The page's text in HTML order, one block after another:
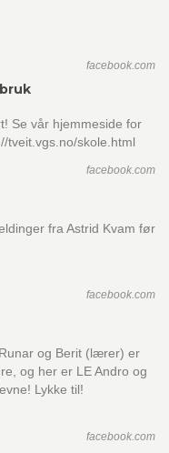
facebook.com
Se vår hjemmeside for
tveit.vgs.no/skole.html
facebook.com
fra Astrid Kvam før
facebook.com
og Berit (lærer) er
og her er LE Andro og
Lykke til!
facebook.com